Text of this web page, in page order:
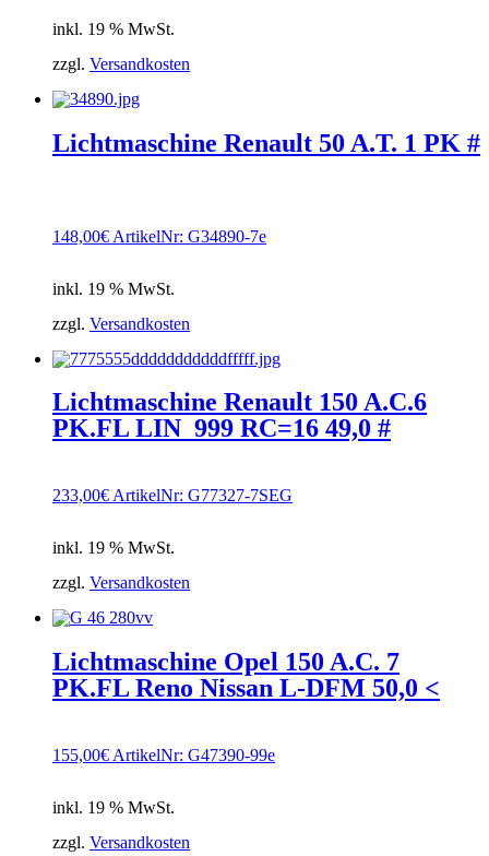
inkl. 19 % MwSt.
zzgl. Versandkosten
Lichtmaschine Renault 50 A.T. 1 PK #
148,00€ ArtikelNr: G34890-7e
inkl. 19 % MwSt.
zzgl. Versandkosten
Lichtmaschine Renault 150 A.C.6
PK.FL LIN_999 RC=16 49,0 #
233,00€ ArtikelNr: G77327-7SEG
inkl. 19 % MwSt.
zzgl. Versandkosten
Lichtmaschine Opel 150 A.C. 7
PK.FL Reno Nissan L-DFM 50,0 <
155,00€ ArtikelNr: G47390-99e
inkl. 19 % MwSt.
zzgl. Versandkosten